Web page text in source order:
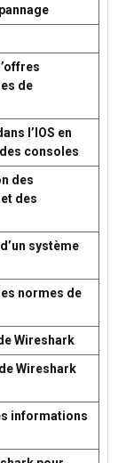
de
l’IOS en
consoles
des
des
système
normes de
Wireshark
Wireshark
informations